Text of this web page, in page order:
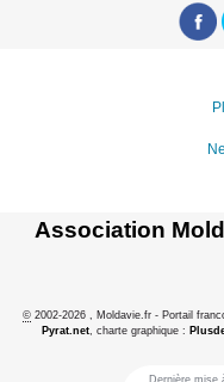
Association
© 2002-2026 , Moldavie.fr - Portail
Pyrat.net , charte graphique :
Dernière mise